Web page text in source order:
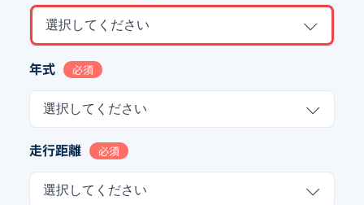
選択してください
年式 必須
選択してください
走行距離 必須
選択してください